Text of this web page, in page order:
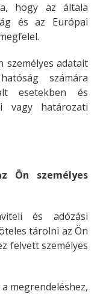
hogy az általa
és az Európai
személyes adatait
számára
esetekben és
vagy határozati
Ön személyes
és adózási
tárolni az Ön
felvett személyes
megrendeléshez,